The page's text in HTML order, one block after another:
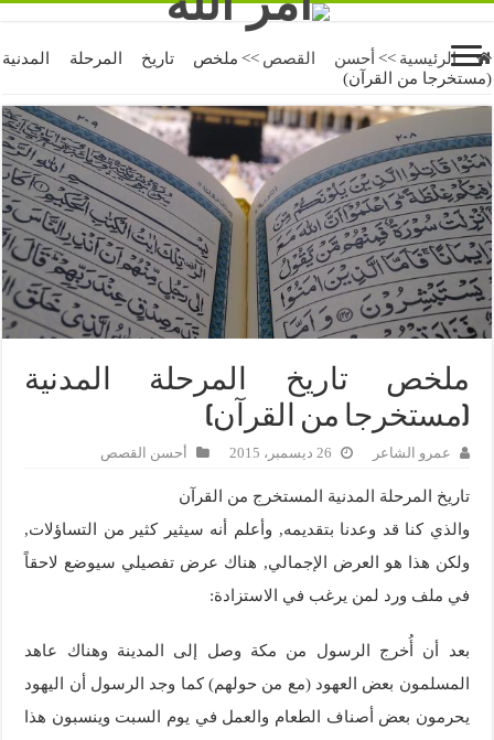
الرئيسية >> أحسن القصص >> ملخص تاريخ المرحلة المدنية
(مستخرجا من القرآن)
ملخص تاريخ المرحلة المدنية
(مستخرجا من القرآن)
عمرو الشاعر 26 ديسمبر، 2015 أحسن القصص
تاريخ المرحلة المدنية المستخرج من القرآن
والذي كنا قد وعدنا بتقديمه, وأعلم أنه سيثير كثير من التساؤلات,
ولكن هذا هو العرض الإجمالي, هناك عرض تفصيلي سيوضع لاحقاً
في ملف ورد لمن يرغب في الاستزادة:
بعد أن أُخرج الرسول من مكة وصل إلى المدينة وهناك عاهد
المسلمون بعض العهود (مع من حولهم) كما وجد الرسول أن اليهود
يحرمون بعض أصناف الطعام والعمل في يوم السبت وينسبون هذا